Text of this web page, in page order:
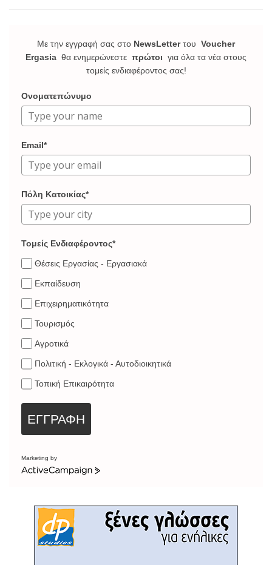
Με την εγγραφή σας στο NewsLetterτου Voucher
Ergasia θα ενημερώνεστε πρώτοι για όλα τα νέα στους
τομείς ενδιαφέροντος σας!
Ονοματεπώνυμο
Email*
Πόλη Κατοικίας*
Τομείς Ενδιαφέροντος*
Θέσεις Εργασίας - Εργασιακά
Εκπαίδευση
Επιχειρηματικότητα
Τουρισμός
Αγροτικά
Πολιτική - Εκλογικά - Αυτοδιοικητικά
Τοπική Επικαιρότητα
ΕΓΓΡΑΦΗ
Marketing by